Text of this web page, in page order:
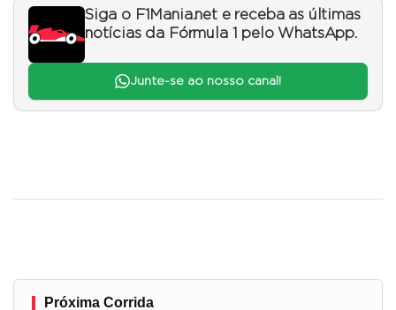
Siga o F1Mania.net e receba as últimas
notícias da Fórmula 1 pelo WhatsApp.
Junte-se ao nosso canal!
Próxima Corrida